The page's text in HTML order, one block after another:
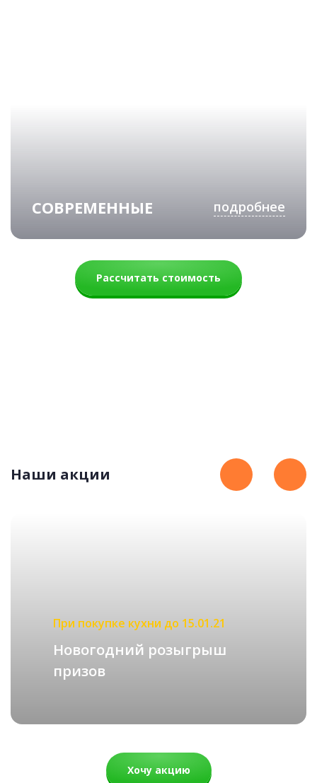
Ночь
65 000 руб.
46 500 руб.
СОВРЕМЕННЫЕ подробнее
Рассчитать стоимость
Наши акции
При покупке кухни до 15.01.21
Новогодний розыгрыш
призов
Хочу акцию